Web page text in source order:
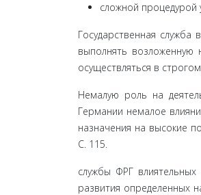
сложной процедурой
Государственная
выполнять возложенную
осуществляться в
Немалую роль на
Германии немалое
назначения на высокие
С. 115.
службы ФРГ
развития определенных